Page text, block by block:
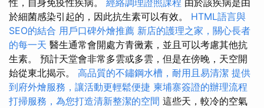
性，自身免疫性疾病。 經絡調理證照課程 由於該疾病是由
於細菌感染引起的，因此抗生素可以有效。 HTML語言與
SEO的結合 用戶口碑外燴推薦 新店的護理之家，關心長者
的每一天 醫生通常會開處方青黴素，並且可以考慮其他抗
生素。 預計天堂會非常多雲或多雲，但是在傍晚，天空開
始從東北揭示。 高品質的不鏽鋼水槽，耐用且易清潔 提供
到府外燴服務，讓活動更輕鬆便捷 柬埔寨簽證的辦理流程
打掃服務，為您打造清新整潔的空間 這些天，較冷的空氣